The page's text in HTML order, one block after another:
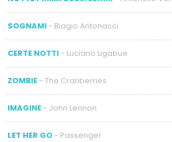
SOGNAMI- Biagio Antonacci
CERTE NOTTI- Luciano Ligabue
ZOMBIE- The Cranberries
IMAGINE- John Lennon
LET HER GO- Passenger